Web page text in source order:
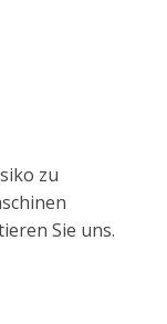
zu
Sie uns.